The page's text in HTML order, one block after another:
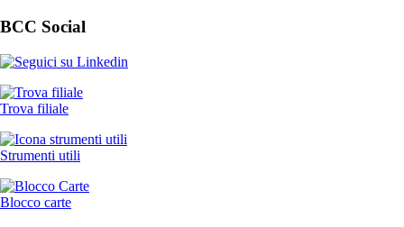
BCC Social
Trova filiale
Strumenti utili
Blocco carte